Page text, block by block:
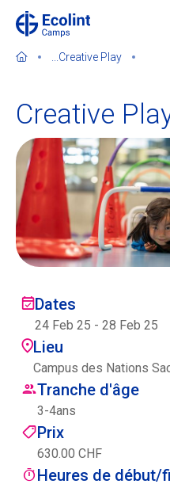
content
À propos de nos
Contactez-nous
Ecolint Camps
Centre des arts
Institute
Contact
Creative Play
Creative
Dates
24 Feb 25 - 28 Feb 25
Lieu
Campus des Nations
Tranche d'âge
3-4ans
Prix
630.00 CHF
Heures de début/